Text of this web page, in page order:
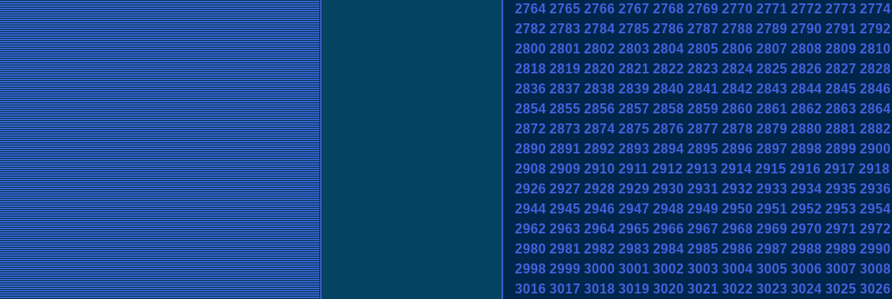
2764 2765 2766 2767 2768 2769 2770 2771 2772 2773 2774
2782 2783 2784 2785 2786 2787 2788 2789 2790 2791 2792
2800 2801 2802 2803 2804 2805 2806 2807 2808 2809 2810
2818 2819 2820 2821 2822 2823 2824 2825 2826 2827 2828
2836 2837 2838 2839 2840 2841 2842 2843 2844 2845 2846
2854 2855 2856 2857 2858 2859 2860 2861 2862 2863 2864
2872 2873 2874 2875 2876 2877 2878 2879 2880 2881 2882
2890 2891 2892 2893 2894 2895 2896 2897 2898 2899 2900
2908 2909 2910 2911 2912 2913 2914 2915 2916 2917 2918
2926 2927 2928 2929 2930 2931 2932 2933 2934 2935 2936
2944 2945 2946 2947 2948 2949 2950 2951 2952 2953 2954
2962 2963 2964 2965 2966 2967 2968 2969 2970 2971 2972
2980 2981 2982 2983 2984 2985 2986 2987 2988 2989 2990
2998 2999 3000 3001 3002 3003 3004 3005 3006 3007 3008
3016 3017 3018 3019 3020 3021 3022 3023 3024 3025 3026